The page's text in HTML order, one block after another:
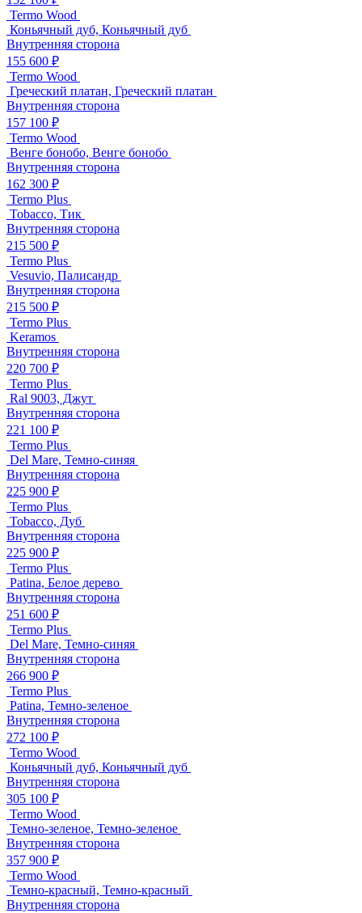
Termo Wood
Коньячный дуб, Коньячный дуб
Внутренняя сторона
155 600 ₽
Termo Wood
Греческий платан, Греческий платан
Внутренняя сторона
157 100 ₽
Termo Wood
Венге бонобо, Венге бонобо
Внутренняя сторона
162 300 ₽
Termo Plus
Tobacco, Тик
Внутренняя сторона
215 500 ₽
Termo Plus
Vesuvio, Палисандр
Внутренняя сторона
215 500 ₽
Termo Plus
Keramos
Внутренняя сторона
220 700 ₽
Termo Plus
Ral 9003, Джут
Внутренняя сторона
221 100 ₽
Termo Plus
Del Mare, Темно-синяя
Внутренняя сторона
225 900 ₽
Termo Plus
Tobacco, Дуб
Внутренняя сторона
225 900 ₽
Termo Plus
Patina, Белое дерево
Внутренняя сторона
251 600 ₽
Termo Plus
Del Mare, Темно-синяя
Внутренняя сторона
266 900 ₽
Termo Plus
Patina, Темно-зеленое
Внутренняя сторона
272 100 ₽
Termo Wood
Коньячный дуб, Коньячный дуб
Внутренняя сторона
305 100 ₽
Termo Wood
Темно-зеленое, Темно-зеленое
Внутренняя сторона
357 900 ₽
Termo Wood
Темно-красный, Темно-красный
Внутренняя сторона